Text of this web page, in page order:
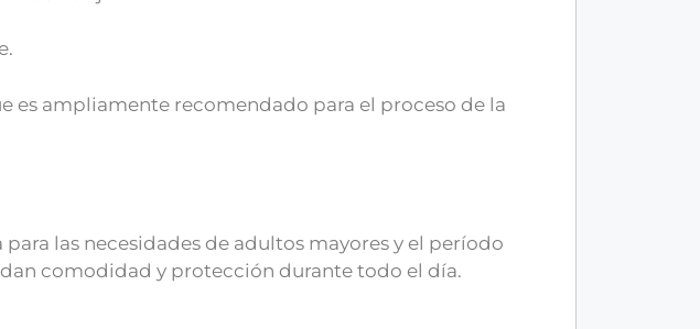
es ampliamente recomendado para el proceso de la
las necesidades de adultos mayores y el período
comodidad y protección durante todo el día.